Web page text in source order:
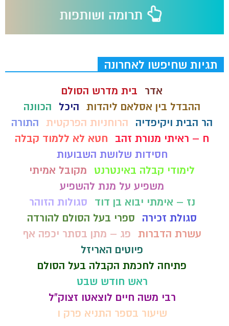
תגיות שחיפשו לאחרונה
אדר
בית מדרש הסולם
ההבדל בין אסלאם ליהדות היכל
הכוונה
הר הבית ויקיפדיה
הרוחניות הפרקטית התורה
ח – ראיתי מנורת זהב
חטא לא ללמוד קבלה
חסידות שלושת השבועות
לימודי קבלה באינטרנט
מקובל אמיתי
משפיע על מנת להשפיע
נז – אימתי יבוא בן דוד
סגולות הזוהר
סגולת זכירה
ספרי בעל הסולם להורדה
עשרת הדברות פג – מתן בסתר יכפה אף
פיוטים האריזל
פתיחה לחכמת הקבלה בעל הסולם
ראש חודש שבט
רבי משה חיים לוצאטו זצוק"ל
שיעור בספר התניא פרק ו